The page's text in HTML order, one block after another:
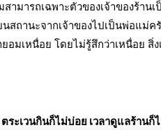
ารถเฉพาะตัวของเจ้าของร้าน
ถานะจากเจ้าของไปเป็นพ่อแม่
อมเหนื่อย โดยไม่รู้สึกว่าเหนื่อย
ะเวนกินก็ไม่บ่อย เวลาดูแลร้าน